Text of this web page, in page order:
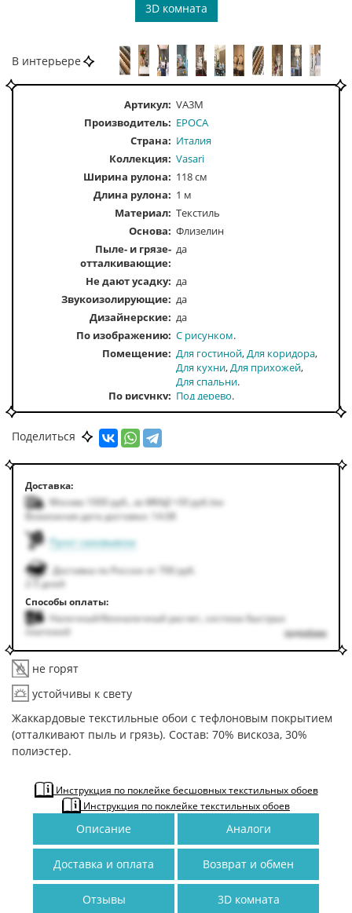
3D комната
В интерьере
Артикул: VA3M
Производитель: EPOCA
Страна: Италия
Коллекция: Vasari
Ширина рулона: 118 см
Длина рулона: 1 м
Материал: Текстиль
Основа: Флизелин
Пыле- и грязе-
отталкивающие:
да
Не дают усадку: да
Звукоизолирующие: да
Дизайнерские: да
По изображению С рисунком
Помещение Для гостиной Для коридора
Для кухни Для прихожей
Для спальни
По рисунку
Под дерево
По стилю Арт-деко Модерн
По тону
По цвету
Поделиться
Доставка:
Москва 1000руб. за МКАД +50руб. /км
Возможная дата доставки: 14.08
Пункт самовывоза
Доставка по России от 700 руб.
2-5 дней
Способы оплаты:
Наличный/безналичный расчет, система быстрых
платежей
подробнее
не горят
устойчивы к свету
Жаккардовые текстильные обои с тефлоновым покрытием
(отталкивают пыль и грязь). Состав: 70% вискоза, 30%
полиэстер.
Инструкция по поклейке бесшовных текстильных обоев
Инструкция по поклейке текстильных обоев
Описание Аналоги
Доставка и оплата Возврат и обмен
Отзывы 3D комната